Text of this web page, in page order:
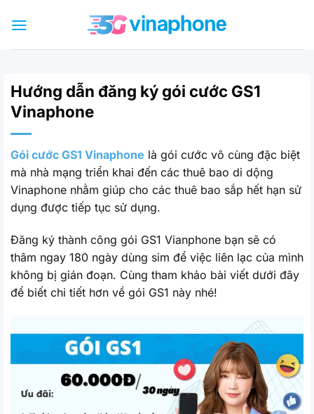
qua
Hướng dẫn đăng ký gói cước GS1
Vinaphone
Gói cước GS1 Vinaphone là gói cước vô cùng đặc biệt
mà nhà mạng triển khai đến các thuê bao di dộng
Vinaphone nhằm giúp cho các thuê bao sắp hết hạn sử
dụng được tiếp tục sử dụng.
Đăng ký thành công gói GS1 Vianphone bạn sẽ có
thâm ngay 180 ngày dùng sim để việc liên lạc của mình
không bị gián đoạn. Cùng tham khảo bài viết dưới đây
để biết chi tiết hơn về gói GS1 này nhé!